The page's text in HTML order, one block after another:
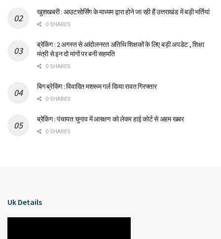
खुशखबरी : आउटसोर्सिंग के माध्यम द्वारा होने जा रही हैं उत्तराखंड में बड़ी भर्तियां
0 SHARES
ब्रेकिंग : 2 अगस्त से आंदोलनरत अतिथि शिक्षकों के लिए बड़ी अपडेट , शिक्षा
मंत्री से इन दो मांगों पर बनी सहमति
0 SHARES
बिग ब्रेकिंग : विवादित मशरूम गर्ल दिव्या रावत गिरफ्तार
0 SHARES
ब्रेकिंग : पंचायत चुनाव में आरक्षण को लेकर हाई कोर्ट से अहम खबर
0 SHARES
Uk Details